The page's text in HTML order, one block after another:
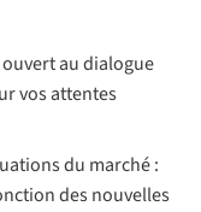
au dialogue
vos attentes
du marché :
des nouvelles